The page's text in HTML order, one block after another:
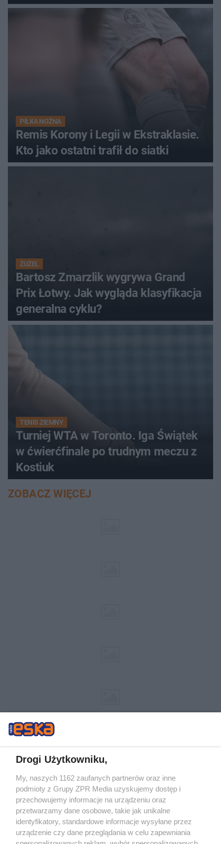
PIŁKA NOŻNA
Remis Korony i Legii w Ekstraklasie.
Kto jako ostatni trafił do siatki
ŻUŻEL
Bartosz Zmarzlik wygrywa Grand
Prix Łotwy. Jak wygląda klasyfikacja
generalna cyklu?
TENIS ZIEMNY
Turniej WTA w Toronto. Iga Świątek
w ćwierćfinale po trudnym meczu z
Kostiuk
ZOBACZ WIĘCEJ
Żaden utwór zamieszczony w serwisie nie może być powielany i
rozpowszechniany lub dalej rozpowszechniany w jakikolwiek sposób (w
tym także elektroniczny lub mechaniczny) na jakimkolwiek polu
eksploatacji w jakiejkolwiek formie, włącznie z umieszczaniem w Internecie
bez pisemnej zgody właściciela praw. Jakiekolwiek użycie lub
wykorzystanie utworów w całości lub w części z naruszeniem prawa, tzn.
bez właściwej zgody, jest zabronione pod groźbą kary i może być ścigane
prawnie.
Drogi Użytkowniku,
My, naszych 1162 zaufanych partnerów oraz inne
podmioty z Grupy ZPR Media uzyskujemy dostęp i
przechowujemy informacje na urządzeniu oraz
przetwarzamy dane osobowe, takie jak unikalne
identyfikatory, standardowe informacje wysyłane przez
urządzenie czy dane przeglądania w celu zapewniania